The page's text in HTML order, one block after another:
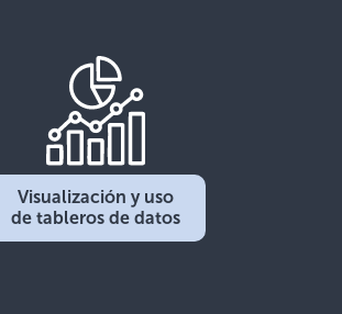
Visualización y uso
de tableros de datos